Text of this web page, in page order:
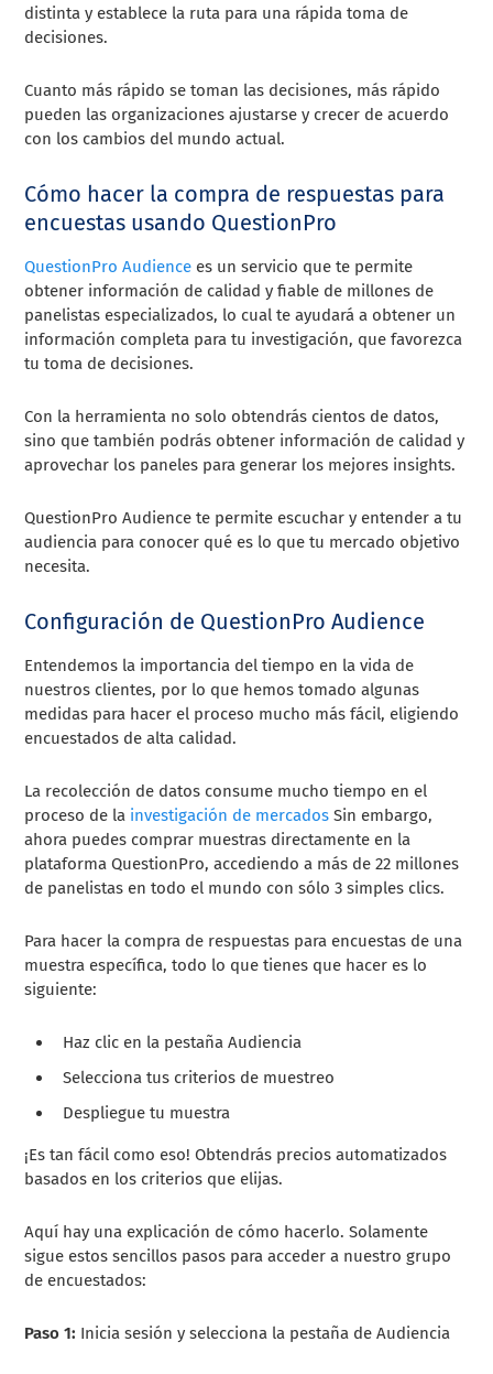
distinta y establece la ruta para una rápida toma de
decisiones.
Cuanto más rápido se toman las decisiones, más rápido
pueden las organizaciones ajustarse y crecer de acuerdo
con los cambios del mundo actual.
Cómo hacer la compra de respuestas para
encuestas usando QuestionPro
QuestionPro Audience es un servicio que te permite
obtener información de calidad y fiable de millones de
panelistas especializados, lo cual te ayudará a obtener un
información completa para tu investigación, que favorezca
tu toma de decisiones.
Con la herramienta no solo obtendrás cientos de datos,
sino que también podrás obtener información de calidad y
aprovechar los paneles para generar los mejores insights.
QuestionPro Audience te permite escuchar y entender a tu
audiencia para conocer qué es lo que tu mercado objetivo
necesita.
Configuración de QuestionPro Audience
Entendemos la importancia del tiempo en la vida de
nuestros clientes, por lo que hemos tomado algunas
medidas para hacer el proceso mucho más fácil, eligiendo
encuestados de alta calidad.
La recolección de datos consume mucho tiempo en el
proceso de la investigación de mercados Sin embargo,
ahora puedes comprar muestras directamente en la
plataforma QuestionPro, accediendo a más de 22 millones
de panelistas en todo el mundo con sólo 3 simples clics.
Para hacer la compra de respuestas para encuestas de una
muestra específica, todo lo que tienes que hacer es lo
siguiente:
Haz clic en la pestaña Audiencia
Selecciona tus criterios de muestreo
Despliegue tu muestra
¡Es tan fácil como eso! Obtendrás precios automatizados
basados en los criterios que elijas.
Aquí hay una explicación de cómo hacerlo. Solamente
sigue estos sencillos pasos para acceder a nuestro grupo
de encuestados:
Paso 1: Inicia sesión y selecciona la pestaña de Audiencia